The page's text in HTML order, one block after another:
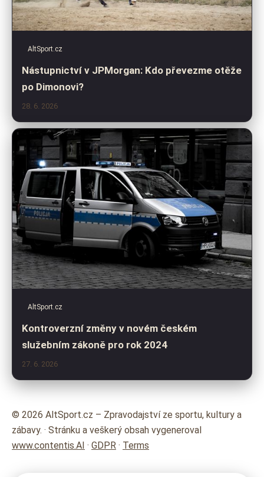
AltSport.cz
Nástupnictví v JPMorgan: Kdo převezme otěže
po Dimonovi?
28. 6. 2026
AltSport.cz
Kontroverzní změny v novém českém
služebním zákoně pro rok 2024
27. 6. 2026
© 2026 AltSport.cz – Zpravodajství ze sportu, kultury a
zábavy. · Stránku a veškerý obsah vygeneroval
www.contentis.AI · GDPR · Terms